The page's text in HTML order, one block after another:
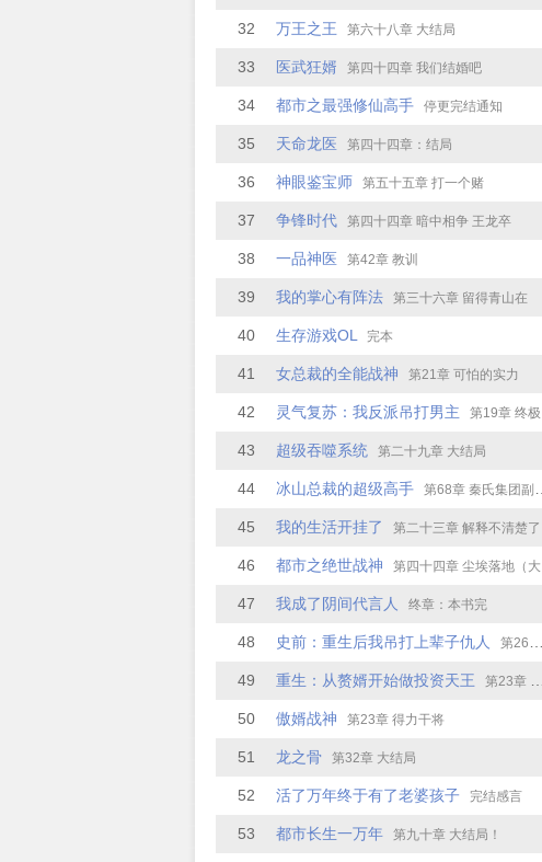
32 万王之王 第六十八章 大结局
33 医武狂婿 第四十四章 我们结婚吧
34 都市之最强修仙高手 停更完结通知
35 天命龙医 第四十四章：结局
36 神眼鉴宝师 第五十五章 打一个赌
37 争锋时代 第四十四章 暗中相争 王龙卒
38 一品神医 第42章 教训
39 我的掌心有阵法 第三十六章 留得青山在
40 生存游戏OL 完本
41 女总裁的全能战神 第21章 可怕的实力
42 灵气复苏：我反派吊打男主 第19章 终极对决
43 超级吞噬系统 第二十九章 大结局
44 冰山总裁的超级高手 第68章 秦氏集团副总很厉害吗？
45 我的生活开挂了 第二十三章 解释不清楚了
46 都市之绝世战神 第四十四章 尘埃落地（大结局）
47 我成了阴间代言人 终章：本书完
48 史前：重生后我吊打上辈子仇人 第26章 猎杀狮子
49 重生：从赘婿开始做投资天王 第23章 大结局
50 傲婿战神 第23章 得力干将
51 龙之骨 第32章 大结局
52 活了万年终于有了老婆孩子 完结感言
53 都市长生一万年 第九十章 大结局！